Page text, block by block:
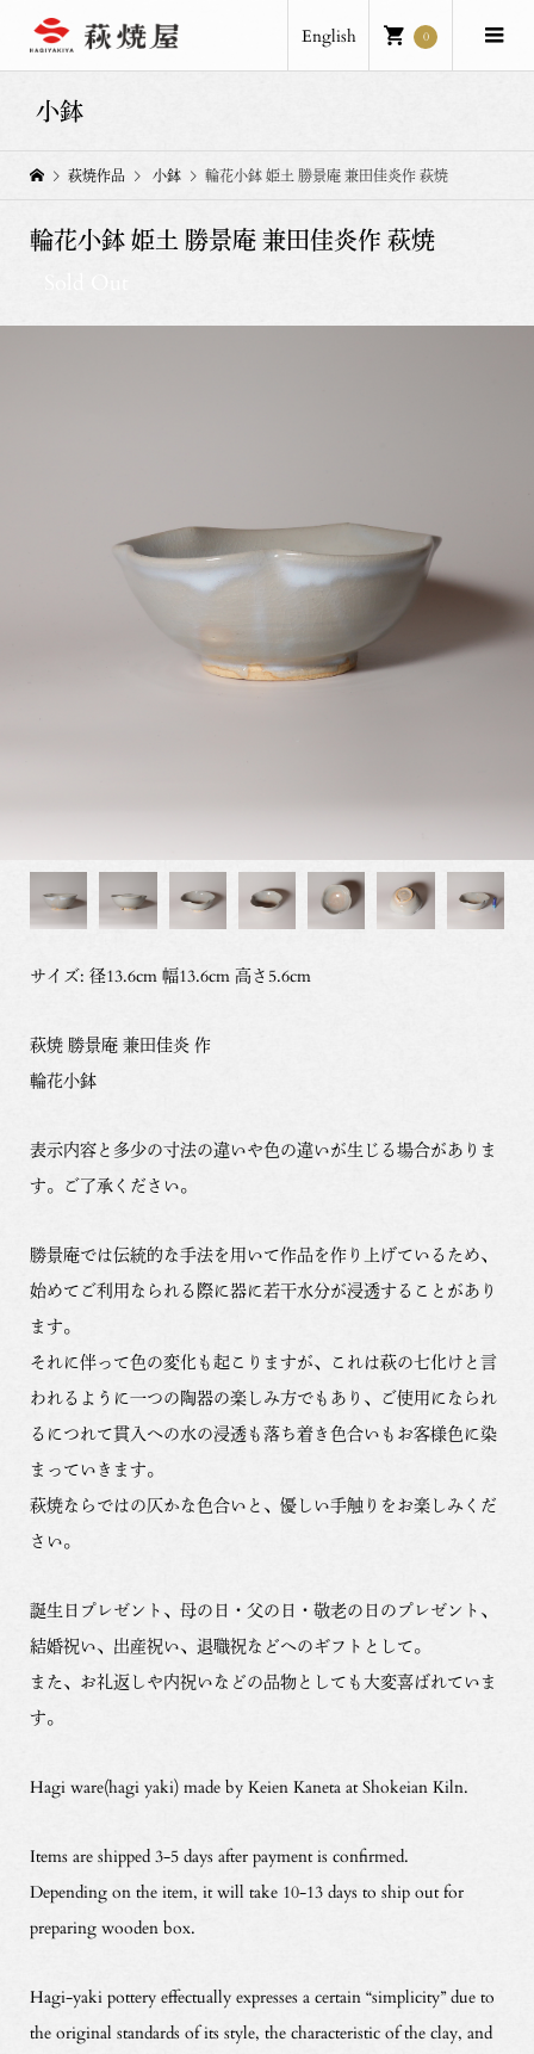
English 0
小鉢
萩焼作品 小鉢 輪花小鉢 姫土 勝景庵 兼田佳炎作 萩焼
輪花小鉢 姫土 勝景庵 兼田佳炎作 萩焼
サイズ: 径13.6cm 幅13.6cm 高さ5.6cm
萩焼 勝景庵 兼田佳炎 作
輪花小鉢
表示内容と多少の寸法の違いや色の違いが生じる場合がありま
す。ご了承ください。
勝景庵では伝統的な手法を用いて作品を作り上げているため、
始めてご利用なられる際に器に若干水分が浸透することがあり
ます。
それに伴って色の変化も起こりますが、これは萩の七化けと言
われるように一つの陶器の楽しみ方でもあり、ご使用になられ
るにつれて貫入への水の浸透も落ち着き色合いもお客様色に染
まっていきます。
萩焼ならではの仄かな色合いと、優しい手触りをお楽しみくだ
さい。
誕生日プレゼント、母の日・父の日・敬老の日のプレゼント、
結婚祝い、出産祝い、退職祝などへのギフトとして。
また、お礼返しや内祝いなどの品物としても大変喜ばれていま
す。
Hagi ware(hagi yaki) made by Keien Kaneta at Shokeian Kiln.
Items are shipped 3-5 days after payment is confirmed.
Depending on the item, it will take 10-13 days to ship out for
preparing wooden box.
Hagi-yaki pottery effectually expresses a certain “simplicity” due to
the original standards of its style, the characteristic of the clay, and